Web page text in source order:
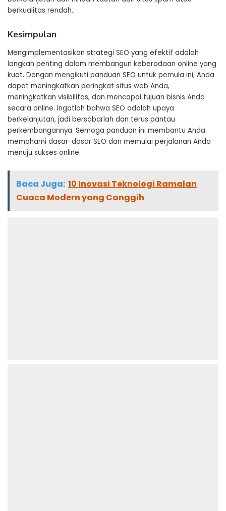
berkualitas rendah.
Kesimpulan
Mengimplementasikan strategi SEO yang efektif adalah
langkah penting dalam membangun keberadaan online yang
kuat. Dengan mengikuti panduan SEO untuk pemula ini, Anda
dapat meningkatkan peringkat situs web Anda,
meningkatkan visibilitas, dan mencapai tujuan bisnis Anda
secara online. Ingatlah bahwa SEO adalah upaya
berkelanjutan, jadi bersabarlah dan terus pantau
perkembangannya. Semoga panduan ini membantu Anda
memahami dasar-dasar SEO dan memulai perjalanan Anda
menuju sukses online.
Baca Juga: 10 Inovasi Teknologi Ramalan
Cuaca Modern yang Canggih